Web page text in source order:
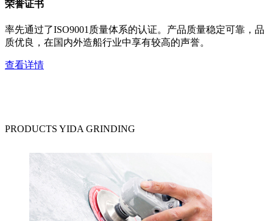
荣誉证书
率先通过了ISO9001质量体系的认证。产品质量稳定可靠，品
质优良，在国内外造船行业中享有较高的声誉。
查看详情
PRODUCTS YIDA GRINDING